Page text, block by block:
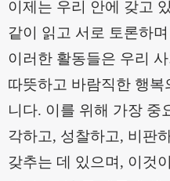
이제는 우리 안에 갖고
같이 읽고 서로 토론하
이러한 활동들은 우리
따뜻하고 바람직한 행
니다. 이를 위해 가장 중
각하고, 성찰하고, 비판
갖추는 데 있으며, 이것